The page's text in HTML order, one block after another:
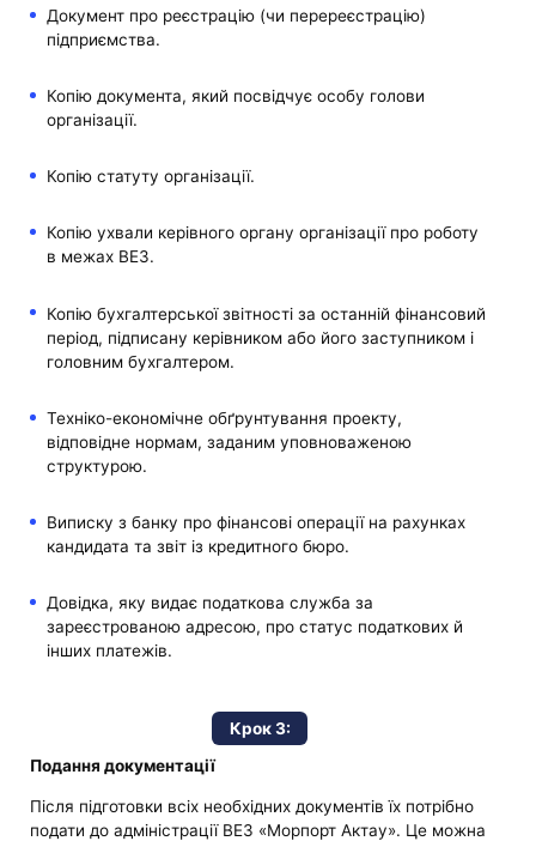
Документ про реєстрацію (чи перереєстрацію)
підприємства.
Копію документа, який посвідчує особу голови
організації.
Копію статуту організації.
Копію ухвали керівного органу організації про роботу
в межах ВЕЗ.
Копію бухгалтерської звітності за останній фінансовий
період, підписану керівником або його заступником і
головним бухгалтером.
Техніко-економічне обґрунтування проекту,
відповідне нормам, заданим уповноваженою
структурою.
Виписку з банку про фінансові операції на рахунках
кандидата та звіт із кредитного бюро.
Довідка, яку видає податкова служба за
зареєстрованою адресою, про статус податкових й
інших платежів.
Крок 3:
Подання документації
Після підготовки всіх необхідних документів їх потрібно
подати до адміністрації ВЕЗ «Морпорт Актау». Це можна